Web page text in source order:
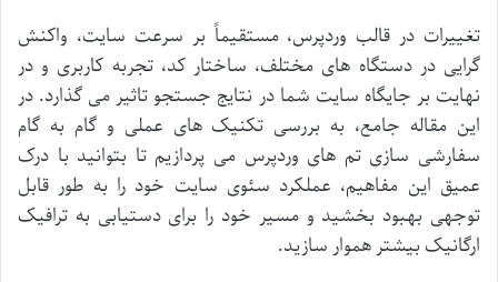
تغییرات در قالب وردپرس، مستقیماً بر سرعت سایت، واکنش
گرایی در دستگاه های مختلف، ساختار کد، تجربه کاربری و در
نهایت بر جایگاه سایت شما در نتایج جستجو تاثیر می گذارد. در
این مقاله جامع، به بررسی تکنیک های عملی و گام به گام
سفارشی سازی تم های وردپرس می پردازیم تا بتوانید با درک
عمیق این مفاهیم، عملکرد سئوی سایت خود را به طور قابل
توجهی بهبود بخشید و مسیر خود را برای دستیابی به ترافیک
ارگانیک بیشتر هموار سازید.